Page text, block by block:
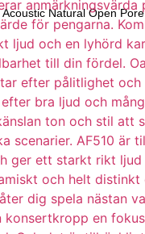
Natural Open Pore